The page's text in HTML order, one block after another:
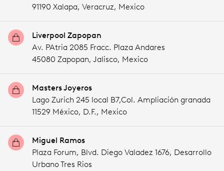
91190 Xalapa, Veracruz, Mexico
Liverpool Zapopan
Av. PAtria 2085 Fracc. Plaza Andares
45080 Zapopan, Jalisco, Mexico
Masters Joyeros
Lago Zurich 245 local B7,Col. Ampliación granada
11529 México, D.F., Mexico
Miguel Ramos
Plaza Forum, Blvd. Diego Valadez 1676, Desarrollo
Urbano Tres Rios